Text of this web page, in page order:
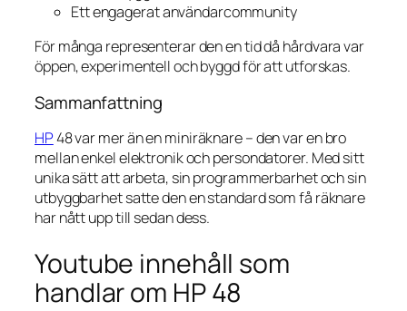
Ett engagerat användarcommunity
För många representerar den en tid då hårdvara var
öppen, experimentell och byggd för att utforskas.
Sammanfattning
HP48 var mer än en miniräknare – den var en bro
mellan enkel elektronik och persondatorer. Med sitt
unika sätt att arbeta, sin programmerbarhet och sin
utbyggbarhet satte den en standard som få räknare
har nått upp till sedan dess.
Youtube innehåll som
handlar om HP 48